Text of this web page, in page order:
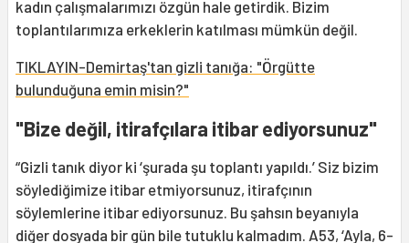
kadın çalışmalarımızı özgün hale getirdik. Bizim
toplantılarımıza erkeklerin katılması mümkün değil.
TIKLAYIN-Demirtaş'tan gizli tanığa: "Örgütte
bulunduğuna emin misin?"
"Bize değil, itirafçılara itibar ediyorsunuz"
“Gizli tanık diyor ki ‘şurada şu toplantı yapıldı.’ Siz bizim
söylediğimize itibar etmiyorsunuz, itirafçının
söylemlerine itibar ediyorsunuz. Bu şahsın beyanıyla
diğer dosyada bir gün bile tutuklu kalmadım. A53, ‘Ayla, 6-